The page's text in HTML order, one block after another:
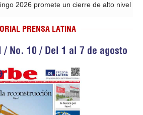
2026 promete un cierre de alto nivel
PRENSA LATINA
/ No. 10 / Del 1 al 7 de agosto